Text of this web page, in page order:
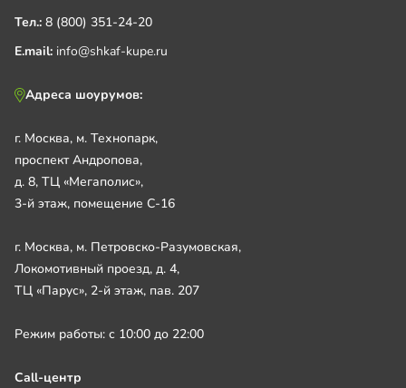
Тел.: 8 (800) 351-24-20
E.mail: info@shkaf-kupe.ru
Адреса шоурумов:
г. Москва, м. Технопарк,
проспект Андропова,
д. 8, ТЦ «Мегаполис»,
3-й этаж, помещение С-16
г. Москва, м. Петровско-Разумовская,
Локомотивный проезд, д. 4,
ТЦ «Парус», 2-й этаж, пав. 207
Режим работы: с 10:00 до 22:00
Call-центр